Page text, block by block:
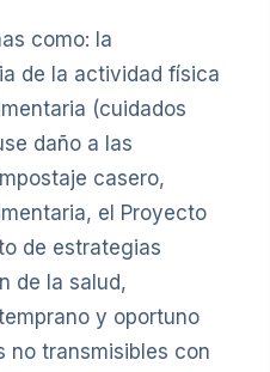
como: la
de la actividad física
(cuidados
daño a las
casero,
el Proyecto
de estrategias
de la salud,
y oportuno
no transmisibles con